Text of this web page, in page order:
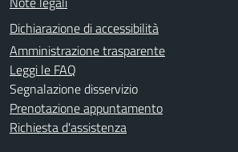
Dichiarazione di accessibilità
Amministrazione trasparente
Leggi le FAQ
Segnalazione disservizio
Prenotazione appuntamento
Richiesta d'assistenza